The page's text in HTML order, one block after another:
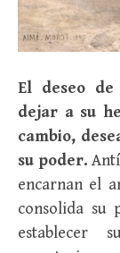
El deseo
dejar a su
cambio,
su poder.
encarnan el
consolida su
establecer